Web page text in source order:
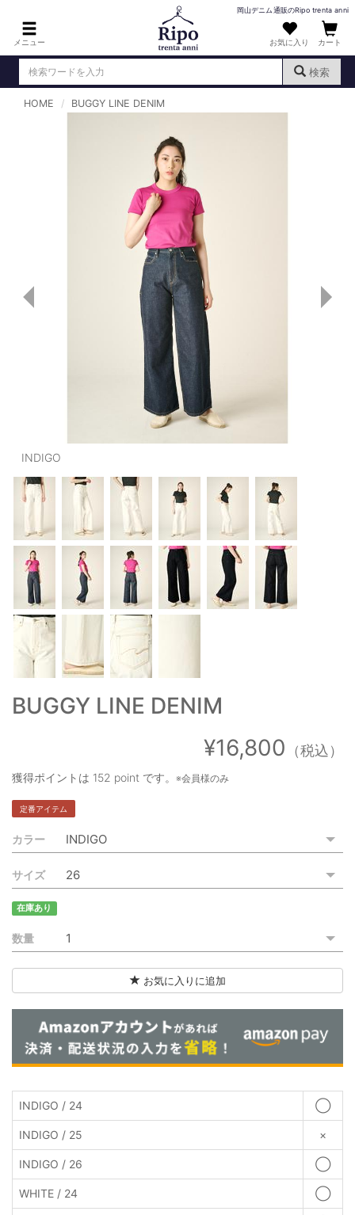
メニュー
岡山デニム通販のRipo trenta anni
お気に入り カート
検索
PANTS : パンツ
TOPS : トップス
T-SHIRT : Tシャツ
KNIT : ニット
SHIRT : シャツ
OUTERS : アウター
PANTS/SKIRT : パンツ・スカート
TOPS : トップス
OUTERS : アウター
OUTLET : アウトレット
MENS : メンズ
LADIES : レディース
新規会員登録
HOME BUGGY LINE DENIM
INDIGO
BUGGY LINE DENIM
¥16,800 （税込）
獲得ポイントは 152 point です。 ※会員様のみ
定番アイテム
カラー
サイズ
在庫あり
数量
お気に入りに追加
INDIGO / 24 ◯
INDIGO / 25 ×
INDIGO / 26 ◯
WHITE / 24 ◯